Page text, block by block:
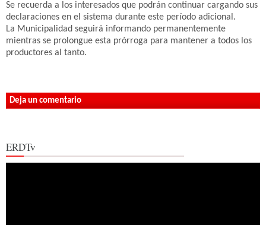
Se recuerda a los interesados que podrán continuar cargando sus
declaraciones en el sistema durante este período adicional.
La Municipalidad seguirá informando permanentemente
mientras se prolongue esta prórroga para mantener a todos los
productores al tanto.
Deja un comentario
ERDTv